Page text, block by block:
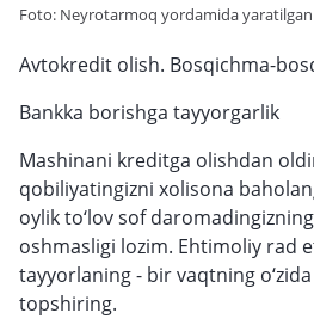
Foto: Neyrotarmoq yordamida yaratilgan
Avtokredit olish. Bosqichma-
Bankka borishga tayyorgarlik
Mashinani kreditga olishdan
qobiliyatingizni xolisona
oylik to‘lov sof
oshmasligi lozim. Ehtimoliy rad
tayyorlaning - bir vaqtning
topshiring.